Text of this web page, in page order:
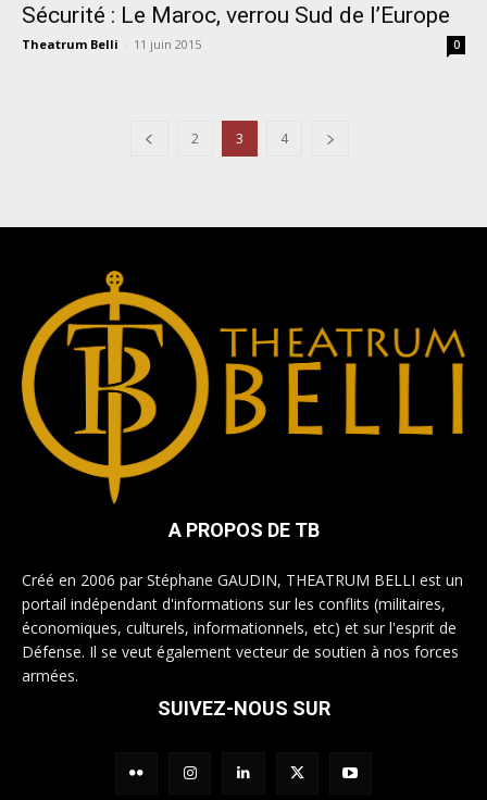
Sécurité : Le Maroc, verrou Sud de l’Europe
Theatrum Belli - 11 juin 2015 0
2 3 4
A PROPOS DE TB
Créé en 2006 par Stéphane GAUDIN, THEATRUM BELLI est un
portail indépendant d'informations sur les conflits (militaires,
économiques, culturels, informationnels, etc) et sur l'esprit de
Défense. Il se veut également vecteur de soutien à nos forces
armées.
SUIVEZ-NOUS SUR